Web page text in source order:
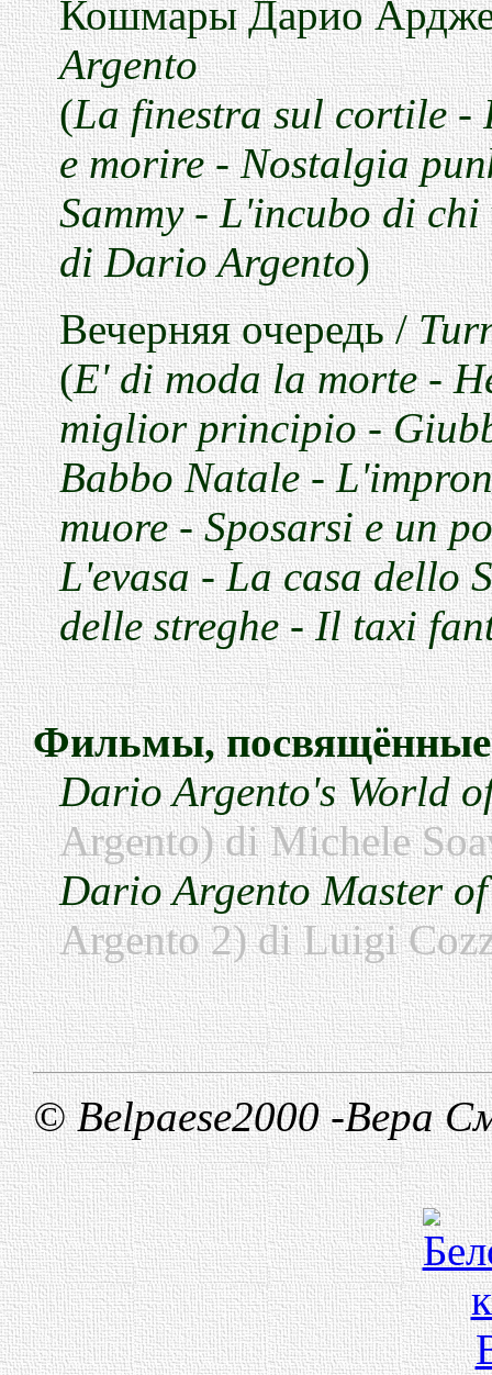
Кошмары Дарио
Argento
(La finestra sul cortile-
e morire-Nostalgia
Sammy-L'incubo di chi
di Dario Argento)
Вечерняя очередь/
(E' di moda la morte-
miglior principio-
Babbo Natale-
muore-Sposarsi e un
L'evasa-La casa dello
delle streghe-Il taxi
Фильмы,
Dario Argento's World
Argento) di Michele
Dario Argento Master
Argento 2) di Luigi
© Belpaese2000 -Вера